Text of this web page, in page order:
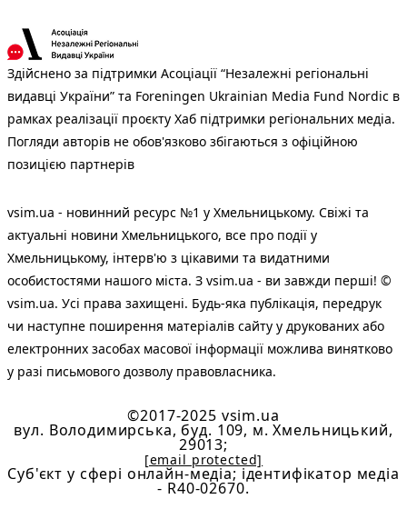
Здійснено за підтримки Асоціації “Незалежні регіональні
видавці України” та Foreningen Ukrainian Media Fund Nordic в
рамках реалізації проєкту Хаб підтримки регіональних медіа.
Погляди авторів не обов'язково збігаються з офіційною
позицією партнерів
vsim.ua - новинний ресурс №1 у Хмельницькому. Свіжі та
актуальні новини Хмельницького, все про події у
Хмельницькому, інтерв'ю з цікавими та видатними
особистостями нашого міста. З vsim.ua - ви завжди перші! ©
vsim.ua. Усі права захищені. Будь-яка публiкацiя, передрук
чи наступне поширення матеріалів сайту у друкованих або
електронних засобах масової інформації можлива винятково
у разі письмового дозволу правовласника.
©2017-2025 vsim.ua
вул. Володимирська, буд. 109, м. Хмельницький,
29013;
[email protected]
Cуб'єкт у сфері онлайн-медіа; ідентифікатор медіа
- R40-02670.